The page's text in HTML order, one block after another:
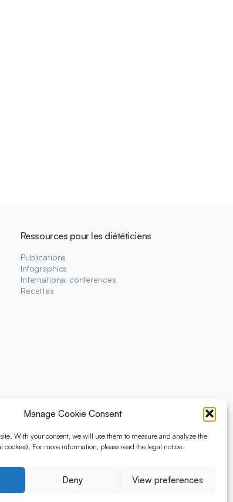
Manage Cookie Consent
site. With your consent, we will use them to measure and analyze the
cookies). For more information, please read the legal notice.
Deny View preferences
Ressources pour les diététiciens
Publications
Infographics
International conferences
Recettes
HAUT DE LA PAGE